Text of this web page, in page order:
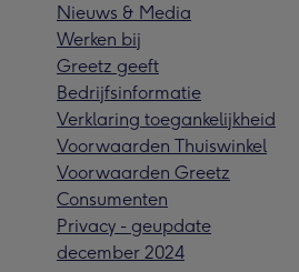
Nieuws & Media
Werken bij
Greetz geeft
Bedrijfsinformatie
Verklaring toegankelijkheid
Voorwaarden Thuiswinkel
Voorwaarden Greetz
Consumenten
Privacy - geupdate
december 2024